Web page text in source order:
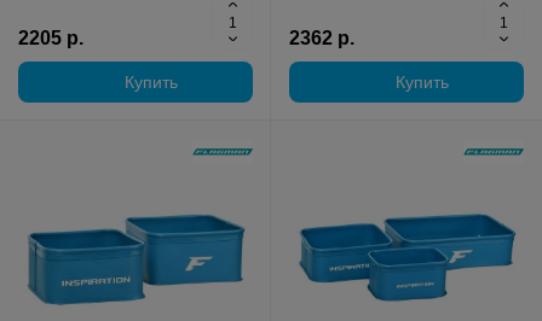
2205 р.
Купить
2362 р.
Купить